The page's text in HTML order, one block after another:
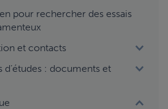
pour rechercher des essais
et contacts
d’études : documents et